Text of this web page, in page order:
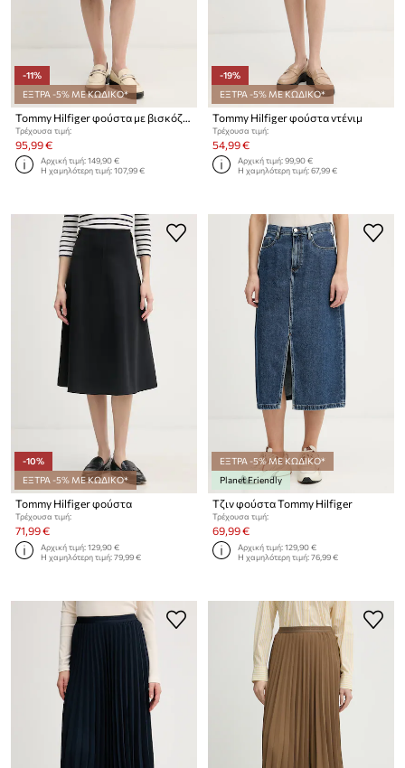
-11%
ΕΞΤΡΑ -5% ΜΕ ΚΩΔΙΚΟ*
Τρέχουσα τιμή:
95,99 €
Αρχική τιμή:149,90 €
Η χαμηλότερη τιμή:107,99 €
-19%
ΕΞΤΡΑ -5% ΜΕ ΚΩΔΙΚΟ*
Tommy Hilfiger φούστα ντένιμ
Τρέχουσα τιμή:
54,99 €
Αρχική τιμή:99,90 €
Η χαμηλότερη τιμή:67,99 €
-10%
ΕΞΤΡΑ -5% ΜΕ ΚΩΔΙΚΟ*
Tommy Hilfiger φούστα
Τρέχουσα τιμή:
71,99 €
Αρχική τιμή:129,90 €
Η χαμηλότερη τιμή:79,99 €
ΕΞΤΡΑ -5% ΜΕ ΚΩΔΙΚΟ*
Planet Friendly
Τζιν φούστα Tommy Hilfiger
Τρέχουσα τιμή:
69,99 €
Αρχική τιμή:129,90 €
Η χαμηλότερη τιμή:76,99 €